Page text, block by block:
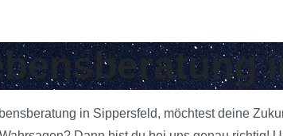
in Sippersfeld, möchtest deine